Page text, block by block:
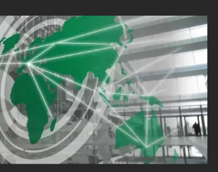
e
r
e
n
z
e
n